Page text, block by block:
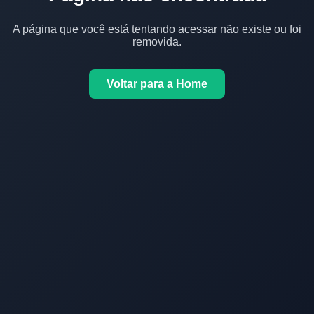
A página que você está tentando acessar não existe ou foi
removida.
Voltar para a Home